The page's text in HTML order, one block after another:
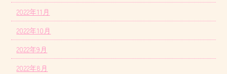
2022年11月
2022年10月
2022年9月
2022年8月